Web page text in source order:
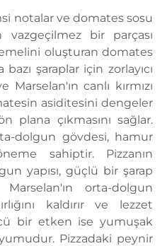
notalar ve domates sosu
vazgeçilmez bir parçası
oluşturan domates
bazı şaraplar için zorlayıcı
canlı kırmızı
asiditesini dengeler
plana çıkmasını sağlar.
dolgun gövdesi, hamur
sahiptir. Pizzanın
yapısı, güçlü bir şarap
orta-dolgun
kaldırır ve lezzet
bir etken ise yumuşak
Pizzadaki peynir